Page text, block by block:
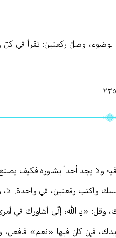
وصلّ ركعتين: تقرأ في كلّ
ولا يجد أحداً يشاوره فكيف
واكتب رقعتين، في واحدة:
«يا الله، إنّي أشاورك في
فإن كان فيها «نعم» فافعل،